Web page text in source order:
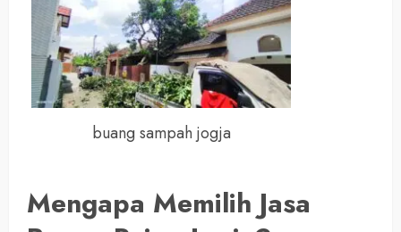
buang sampah jogja
Mengapa Memilih Jasa